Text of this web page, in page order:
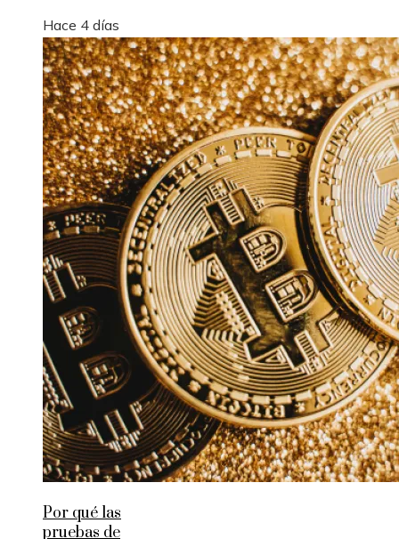
Hace 4 días
Por qué las
pruebas de